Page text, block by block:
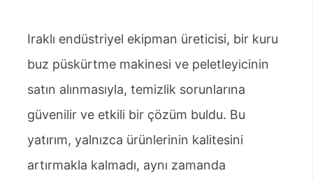
Iraklı endüstriyel ekipman üreticisi, bir kuru
buz püskürtme makinesi ve peletleyicinin
satın alınmasıyla, temizlik sorunlarına
güvenilir ve etkili bir çözüm buldu. Bu
yatırım, yalnızca ürünlerinin kalitesini
artırmakla kalmadı, aynı zamanda